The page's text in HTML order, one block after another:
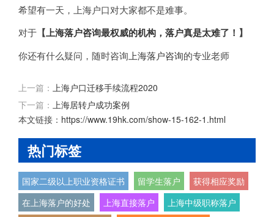
希望有一天，上海户口对大家都不是难事。
对于 【上海落户咨询最权威的机构，落户真是太难了！ 】
你还有什么疑问，随时咨询 上海落户咨询的专业老师
上一篇： 上海户口迁移手续流程2020
下一篇： 上海居转户成功案例
本文链接： https://www.19hk.com/show-15-162-1.html
热门标签
国家二级以上职业资格证书 留学生落户
获得相应奖励
在上海落户的好处
上海直接落户
上海中级职称落户